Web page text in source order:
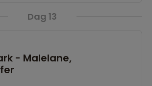
de vele wilde dieren. We
zien die juist gedurende de
Dag 13
- Malelane,